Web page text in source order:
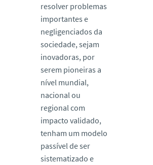
resolver problemas
importantes e
negligenciados da
sociedade, sejam
inovadoras, por
serem pioneiras a
nível mundial,
nacional ou
regional com
impacto validado,
tenham um modelo
passível de ser
sistematizado e